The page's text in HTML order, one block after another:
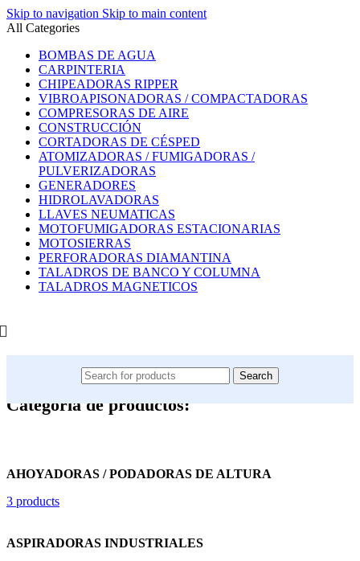
Skip to navigation Skip to main content
All Categories
BOMBAS DE AGUA
CARPINTERIA
CHIPEADORAS RIPPER
VIBROAPISONADORAS / COMPACTADORAS
COMPRESORAS DE AIRE
CONSTRUCCIÓN
CORTADORAS DE CÉSPED
ATOMIZADORAS / FUMIGADORAS /
PULVERIZADORAS
GENERADORES
HIDROLAVADORAS
LLAVES NEUMATICAS
MOTOFUMIGADORAS ESTACIONARIAS
MOTOSIERRAS
PERFORADORAS DIAMANTINA
TALADROS DE BANCO Y COLUMNA
TALADROS MAGNETICOS
Search
Categoría de productos:
AHOYADORAS / PODADORAS DE ALTURA
3 products
ASPIRADORAS INDUSTRIALES